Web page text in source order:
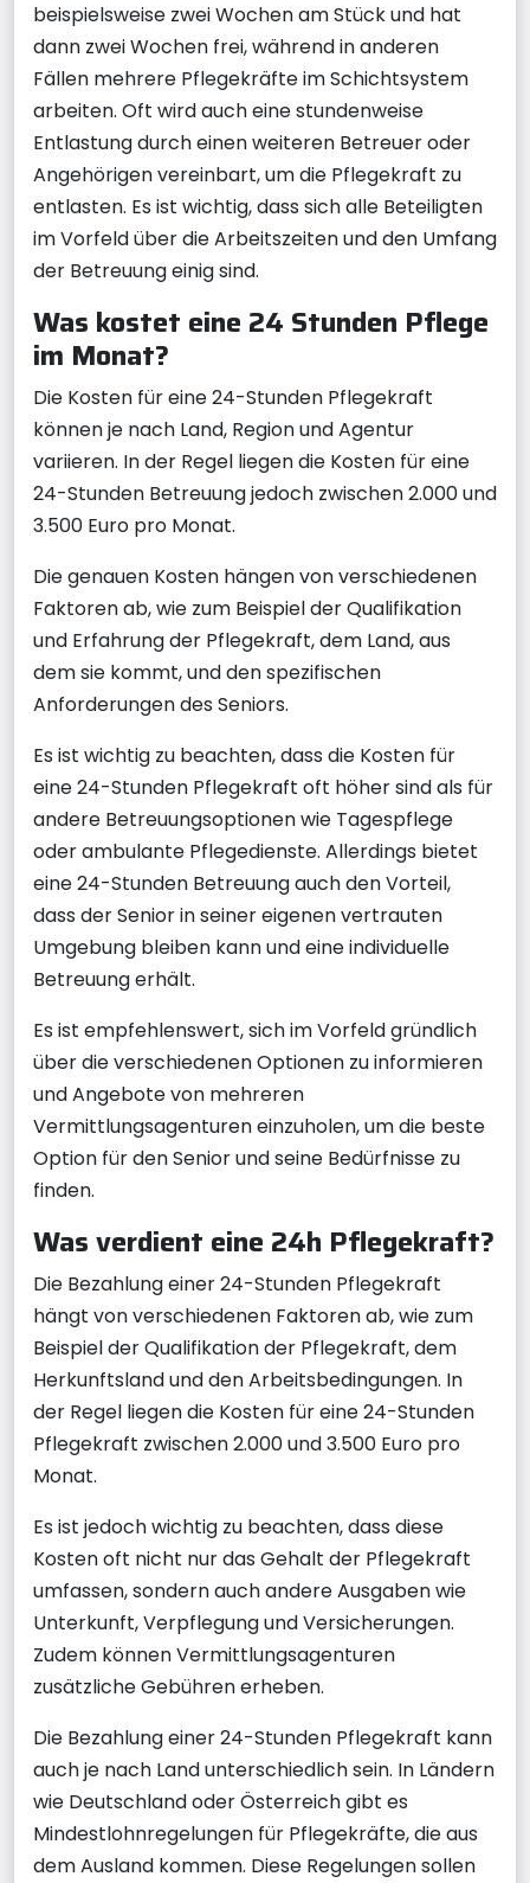
beispielsweise zwei Wochen am Stück und hat
dann zwei Wochen frei, während in anderen
Fällen mehrere Pflegekräfte im Schichtsystem
arbeiten. Oft wird auch eine stundenweise
Entlastung durch einen weiteren Betreuer oder
Angehörigen vereinbart, um die Pflegekraft zu
entlasten. Es ist wichtig, dass sich alle Beteiligten
im Vorfeld über die Arbeitszeiten und den Umfang
der Betreuung einig sind.
Was kostet eine 24 Stunden Pflege
im Monat?
Die Kosten für eine 24-Stunden Pflegekraft
können je nach Land, Region und Agentur
variieren. In der Regel liegen die Kosten für eine
24-Stunden Betreuung jedoch zwischen 2.000 und
3.500 Euro pro Monat.
Die genauen Kosten hängen von verschiedenen
Faktoren ab, wie zum Beispiel der Qualifikation
und Erfahrung der Pflegekraft, dem Land, aus
dem sie kommt, und den spezifischen
Anforderungen des Seniors.
Es ist wichtig zu beachten, dass die Kosten für
eine 24-Stunden Pflegekraft oft höher sind als für
andere Betreuungsoptionen wie Tagespflege
oder ambulante Pflegedienste. Allerdings bietet
eine 24-Stunden Betreuung auch den Vorteil,
dass der Senior in seiner eigenen vertrauten
Umgebung bleiben kann und eine individuelle
Betreuung erhält.
Es ist empfehlenswert, sich im Vorfeld gründlich
über die verschiedenen Optionen zu informieren
und Angebote von mehreren
Vermittlungsagenturen einzuholen, um die beste
Option für den Senior und seine Bedürfnisse zu
finden.
Was verdient eine 24h Pflegekraft?
Die Bezahlung einer 24-Stunden Pflegekraft
hängt von verschiedenen Faktoren ab, wie zum
Beispiel der Qualifikation der Pflegekraft, dem
Herkunftsland und den Arbeitsbedingungen. In
der Regel liegen die Kosten für eine 24-Stunden
Pflegekraft zwischen 2.000 und 3.500 Euro pro
Monat.
Es ist jedoch wichtig zu beachten, dass diese
Kosten oft nicht nur das Gehalt der Pflegekraft
umfassen, sondern auch andere Ausgaben wie
Unterkunft, Verpflegung und Versicherungen.
Zudem können Vermittlungsagenturen
zusätzliche Gebühren erheben.
Die Bezahlung einer 24-Stunden Pflegekraft kann
auch je nach Land unterschiedlich sein. In Ländern
wie Deutschland oder Österreich gibt es
Mindestlohnregelungen für Pflegekräfte, die aus
dem Ausland kommen. Diese Regelungen sollen